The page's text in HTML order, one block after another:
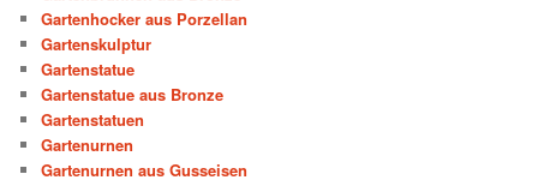
Gartenhocker aus Porzellan
Gartenskulptur
Gartenstatue
Gartenstatue aus Bronze
Gartenstatuen
Gartenurnen
Gartenurnen aus Gusseisen